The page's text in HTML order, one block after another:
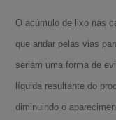
O acúmulo de lixo nas
que andar pelas vias
seriam uma forma de
líquida resultante do
diminuindo o